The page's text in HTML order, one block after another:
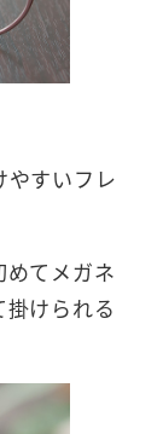
やすいフレ
めてメガネ
けられる